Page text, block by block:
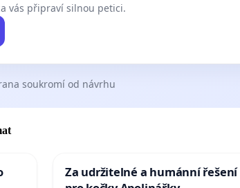
vás připraví silnou petici.
soukromí od návrhu
Za udržitelné a humánní řešení